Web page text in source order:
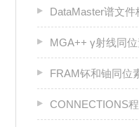
DataMaster谱文件格式
MGA++ γ射线同位素比锕系
FRAM钚和铀同位
CONNECTIONS程序员